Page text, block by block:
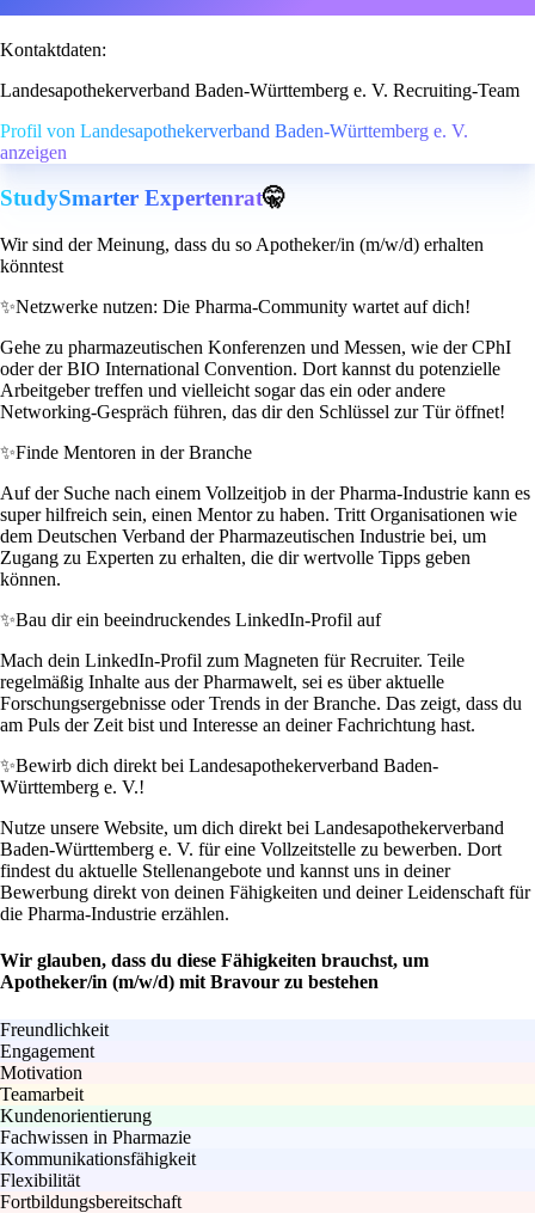
Kontaktdaten:
Landesapothekerverband Baden-Württemberg e. V. Recruiting-Team
Profil von Landesapothekerverband Baden-Württemberg e. V.
anzeigen
StudySmarter Expertenrat🤫
Wir sind der Meinung, dass du so Apotheker/in (m/w/d) erhalten
könntest
✨Netzwerke nutzen: Die Pharma-Community wartet auf dich!
Gehe zu pharmazeutischen Konferenzen und Messen, wie der CPhI
oder der BIO International Convention. Dort kannst du potenzielle
Arbeitgeber treffen und vielleicht sogar das ein oder andere
Networking-Gespräch führen, das dir den Schlüssel zur Tür öffnet!
✨Finde Mentoren in der Branche
Auf der Suche nach einem Vollzeitjob in der Pharma-Industrie kann es
super hilfreich sein, einen Mentor zu haben. Tritt Organisationen wie
dem Deutschen Verband der Pharmazeutischen Industrie bei, um
Zugang zu Experten zu erhalten, die dir wertvolle Tipps geben
können.
✨Bau dir ein beeindruckendes LinkedIn-Profil auf
Mach dein LinkedIn-Profil zum Magneten für Recruiter. Teile
regelmäßig Inhalte aus der Pharmawelt, sei es über aktuelle
Forschungsergebnisse oder Trends in der Branche. Das zeigt, dass du
am Puls der Zeit bist und Interesse an deiner Fachrichtung hast.
✨Bewirb dich direkt bei Landesapothekerverband Baden-
Württemberg e. V.!
Nutze unsere Website, um dich direkt bei Landesapothekerverband
Baden-Württemberg e. V. für eine Vollzeitstelle zu bewerben. Dort
findest du aktuelle Stellenangebote und kannst uns in deiner
Bewerbung direkt von deinen Fähigkeiten und deiner Leidenschaft für
die Pharma-Industrie erzählen.
Wir glauben, dass du diese Fähigkeiten brauchst, um
Apotheker/in (m/w/d) mit Bravour zu bestehen
Freundlichkeit
Engagement
Motivation
Teamarbeit
Kundenorientierung
Fachwissen in Pharmazie
Kommunikationsfähigkeit
Flexibilität
Fortbildungsbereitschaft